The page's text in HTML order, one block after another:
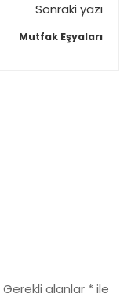
Sonraki yazı
Mutfak Eşyaları
Gerekli alanlar * ile